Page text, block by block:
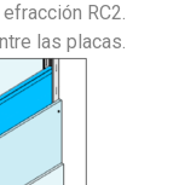
RC2.
las placas.